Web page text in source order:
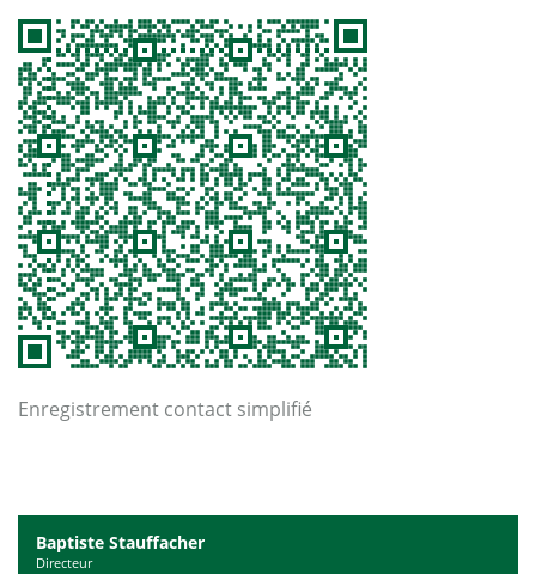
Enregistrement contact simplifié
Baptiste Stauffacher
Directeur